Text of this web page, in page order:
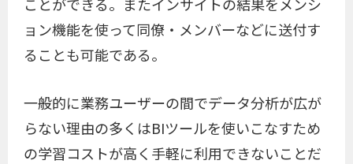
ョン機能を使って同僚・メンバーなどに送付す
ることも可能である。
一般的に業務ユーザーの間でデータ分析が広が
らない理由の多くはBIツールを使いこなすため
の学習コストが高く手軽に利用できないことだ